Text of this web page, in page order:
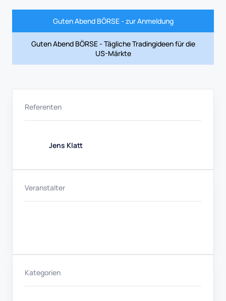
Guten Abend BÖRSE - zur Anmeldung
Guten Abend BÖRSE - Tägliche Tradingideen für die
US-Märkte
Referenten
Jens Klatt
Veranstalter
Kategorien